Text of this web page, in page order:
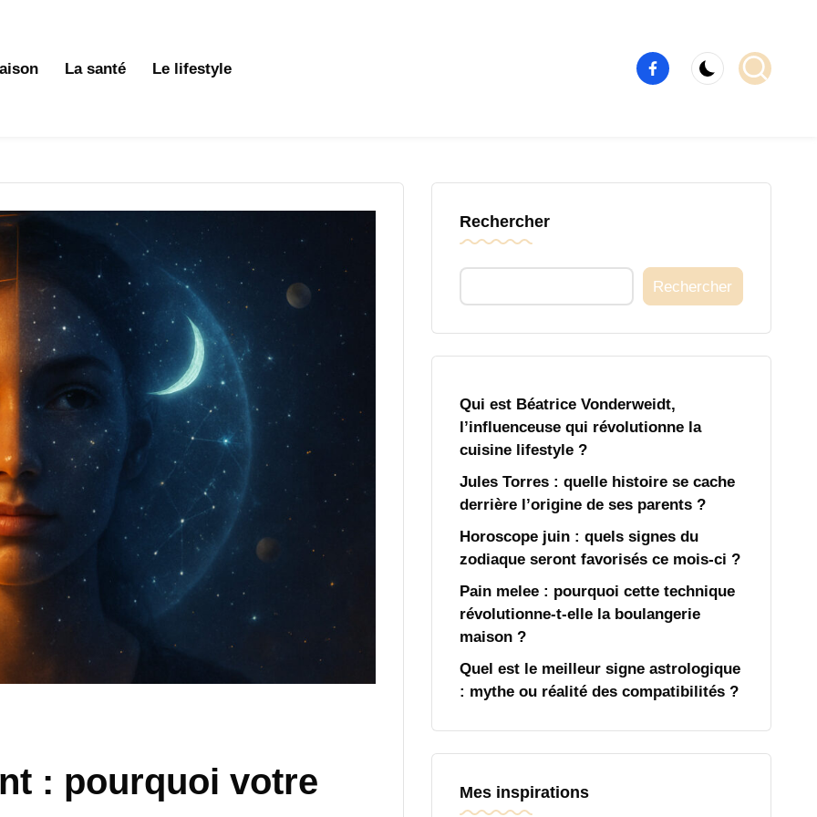
La santé Le lifestyle
Élément
de
: pourquoi votre
Rechercher
Rechercher
Qui est Béatrice Vonderweidt,
l’influenceuse qui révolutionne la
cuisine lifestyle ?
Jules Torres : quelle histoire se cache
derrière l’origine de ses parents ?
Horoscope juin : quels signes du
zodiaque seront favorisés ce mois-ci ?
Pain melee : pourquoi cette technique
révolutionne-t-elle la boulangerie
maison ?
Quel est le meilleur signe astrologique
: mythe ou réalité des compatibilités ?
Mes inspirations